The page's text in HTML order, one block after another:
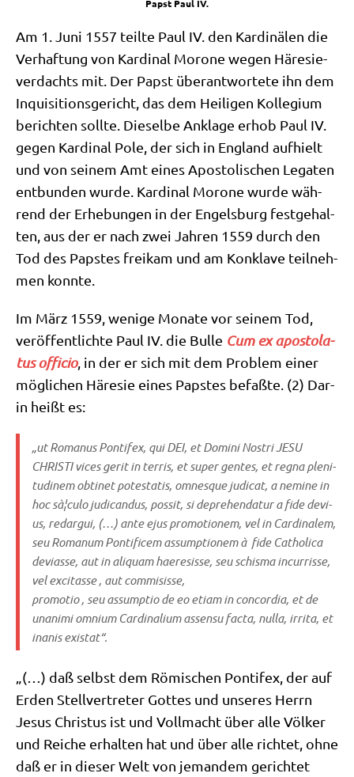
Papst Paul IV.
Am 1. Juni 1557 teil­te Paul IV. den Kar­di­nä­len die
Ver­haf­tung von Kar­di­nal Morone wegen Häre­sie­
ver­dachts mit. Der Papst über­ant­wor­te­te ihn dem
Inqui­si­ti­ons­ge­richt, das dem Hei­li­gen Kol­le­gi­um
berich­ten soll­te. Die­sel­be Ankla­ge erhob Paul IV.
gegen Kar­di­nal Pole, der sich in Eng­land auf­hielt
und von sei­nem Amt eines Apo­sto­li­schen Lega­ten
ent­bun­den wur­de. Kar­di­nal Morone wur­de wäh­
rend der Erhe­bun­gen in der Engels­burg fest­ge­hal­
ten, aus der er nach zwei Jah­ren 1559 durch den
Tod des Pap­stes frei­kam und am Kon­kla­ve teil­neh­
men konnte.
Im März 1559, weni­ge Mona­te vor sei­nem Tod,
ver­öf­fent­lich­te Paul IV. die Bul­le Cum ex apo­sto­la­
tus offi­cio, in der er sich mit dem Pro­blem einer
mög­li­chen Häre­sie eines Pap­stes befaß­te. (2) Dar­
in heißt es:
„ut Roma­nus Pon­ti­fex, qui DEI, et Domi­ni Nostri JESU
CHRISTI vices gerit in ter­ris, et super gen­tes, et regna ple­ni­
tu­di­nem obti­net pote­sta­tis, omnes­que judi­cat, a nemi­ne in
hoc sà¦culo judi­can­dus, pos­sit, si depre­hen­da­tur a fide devi­
us, redar­gui, (…) ante ejus pro­mo­tio­nem, vel in Car­di­na­lem,
seu Roma­num Pon­ti­fi­cem assump­tio­nem à fide Catho­li­ca
devi­as­se, aut in ali­quam hae­re­sis­se, seu schis­ma incur­ris­se,
vel exci­tas­se , aut commisisse,
pro­mo­tio , seu assump­tio de eo eti­am in con­cor­dia, et de
unani­mi omni­um Car­di­na­li­um assen­su fac­ta, nulla, irri­ta, et
ina­nis existat“.
„(…) daß selbst dem Römi­schen Pon­ti­fex, der auf
Erden Stell­ver­tre­ter Got­tes und unse­res Herrn
Jesus Chri­stus ist und Voll­macht über alle Völ­ker
und Rei­che erhal­ten hat und über alle rich­tet, ohne
daß er in die­ser Welt von jeman­dem gerich­tet